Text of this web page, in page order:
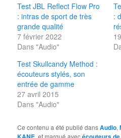
Test JBL Reflect Flow Pro
: intras de sport de très
grande qualité
7 février 2022
Dans "Audio"
:
Test Skullcandy Method :
écouteurs stylés, son
entrée de gamme
27 avril 2015
Dans "Audio"
Ce contenu a été publié dansAudio,
, et marqué avec